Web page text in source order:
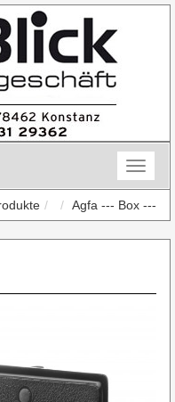
Toggle
Agfa --- Box ---